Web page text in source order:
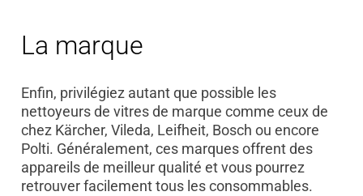
La marque
Enfin, privilégiez autant que possible les
nettoyeurs de vitres de marque comme ceux de
chez Kärcher, Vileda, Leifheit, Bosch ou encore
Polti. Généralement, ces marques offrent des
appareils de meilleur qualité et vous pourrez
retrouver facilement tous les consommables.